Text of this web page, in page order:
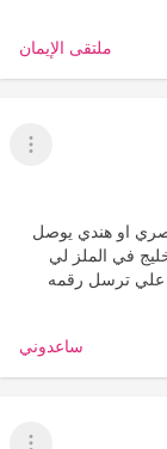
ملتقى الإيمان
عرض
او هندي يوصل
في الملز لي
علي ترسل رقمه
ساعدوني